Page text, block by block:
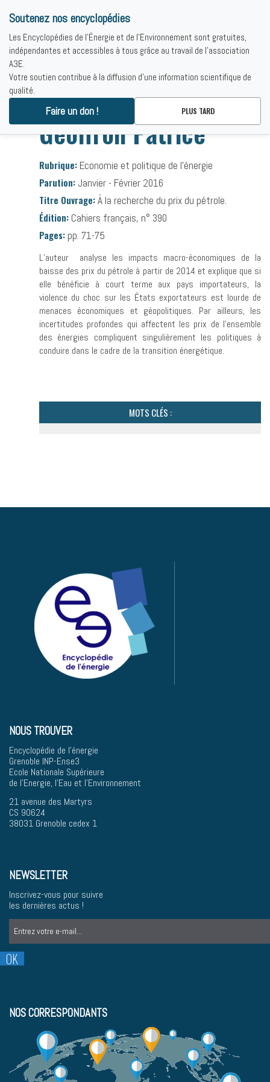
Bibliographies -
Geoffron Patrice
Rubrique: Economie et politique de l’énergie
Parution: Janvier - Février 2016
Titre Ouvrage:À la recherche du prix du pétrole.
Édition: Cahiers français, n° 390
Pages: pp. 71-75
L’auteur analyse les impacts macro-économiques de la
baisse des prix du pétrole à partir de 2014 et explique que si
elle bénéficie à court terme aux pays importateurs, la
violence du choc sur les États exportateurs est lourde de
menaces économiques et géopolitiques. Par ailleurs, les
incertitudes profondes qui affectent les prix de l’ensemble
des énergies compliquent singulièrement les politiques à
conduire dans le cadre de la transition éner­gétique.
MOTS CLÉS :
NOUS TROUVER
Encyclopédie de l'énergie
Grenoble INP-Ense3
Ecole Nationale Supérieure
de l'Energie, l'Eau et l'Environnement
21 avenue des Martyrs
CS 90624
38031 Grenoble cedex 1
NEWSLETTER
Inscrivez-vous pour suivre
les dernières actus !
NOS CORRESPONDANTS
Soutenez nos encyclopédies
Les Encyclopédies de l'Énergie et de l'Environnement sont gratuites,
indépendantes et accessibles à tous grâce au travail de l'association
A3E.
Votre soutien contribue à la diffusion d'une information scientifique de
qualité.
Faire un don ! PLUS TARD